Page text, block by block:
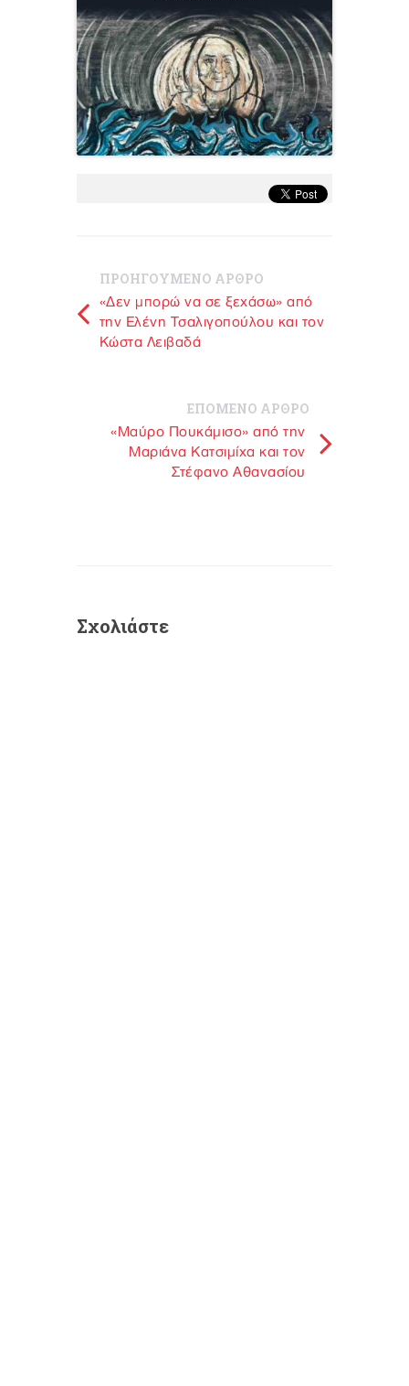
ΠΡΟΗΓΟΥΜΕΝΟ ΑΡΘΡΟ
«Δεν μπορώ να σε ξεχάσω» από
την Ελένη Τσαλιγοπούλου και τον
Κώστα Λειβαδά
ΕΠΟΜΕΝΟ ΑΡΘΡΟ
«Μαύρο Πουκάμισο» από την
Μαριάνα Κατσιμίχα και τον
Στέφανο Αθανασίου
Σχολιάστε